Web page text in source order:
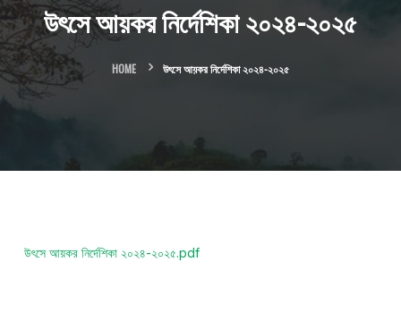
উৎসে আয়কর নির্দেশিকা ২০২৪-২০২৫
HOME উৎসে আয়কর নির্দেশিকা ২০২৪-২০২৫
উৎসে আয়কর নির্দেশিকা ২০২৪-২০২৫.pdf